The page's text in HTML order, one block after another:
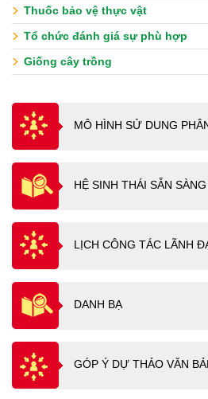
Thuốc bảo vệ thực vật
Tổ chức đánh giá sự phù hợp
Giống cây trồng
MÔ HÌNH SỬ DUNG
HỆ SINH THÁI SẴN
LỊCH CÔNG TÁC LÃNH
DANH BẠ
GÓP Ý DỰ THẢO VĂN